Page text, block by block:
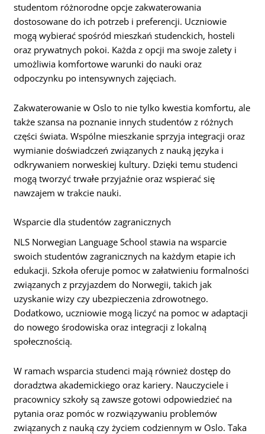
studentom różnorodne opcje zakwaterowania
dostosowane do ich potrzeb i preferencji. Uczniowie
mogą wybierać spośród mieszkań studenckich, hosteli
oraz prywatnych pokoi. Każda z opcji ma swoje zalety i
umożliwia komfortowe warunki do nauki oraz
odpoczynku po intensywnych zajęciach.
Zakwaterowanie w Oslo to nie tylko kwestia komfortu, ale
także szansa na poznanie innych studentów z różnych
części świata. Wspólne mieszkanie sprzyja integracji oraz
wymianie doświadczeń związanych z nauką języka i
odkrywaniem norweskiej kultury. Dzięki temu studenci
mogą tworzyć trwałe przyjaźnie oraz wspierać się
nawzajem w trakcie nauki.
Wsparcie dla studentów zagranicznych
NLS Norwegian Language School stawia na wsparcie
swoich studentów zagranicznych na każdym etapie ich
edukacji. Szkoła oferuje pomoc w załatwieniu formalności
związanych z przyjazdem do Norwegii, takich jak
uzyskanie wizy czy ubezpieczenia zdrowotnego.
Dodatkowo, uczniowie mogą liczyć na pomoc w adaptacji
do nowego środowiska oraz integracji z lokalną
społecznością.
W ramach wsparcia studenci mają również dostęp do
doradztwa akademickiego oraz kariery. Nauczyciele i
pracownicy szkoły są zawsze gotowi odpowiedzieć na
pytania oraz pomóc w rozwiązywaniu problemów
związanych z nauką czy życiem codziennym w Oslo. Taka